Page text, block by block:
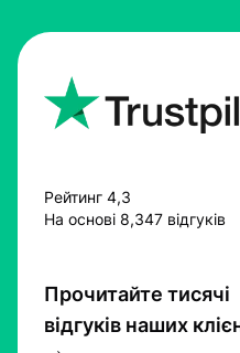
Рейтинг 4,3
На основі 8,347 відгуків
Прочитайте тисячі
відгуків наших